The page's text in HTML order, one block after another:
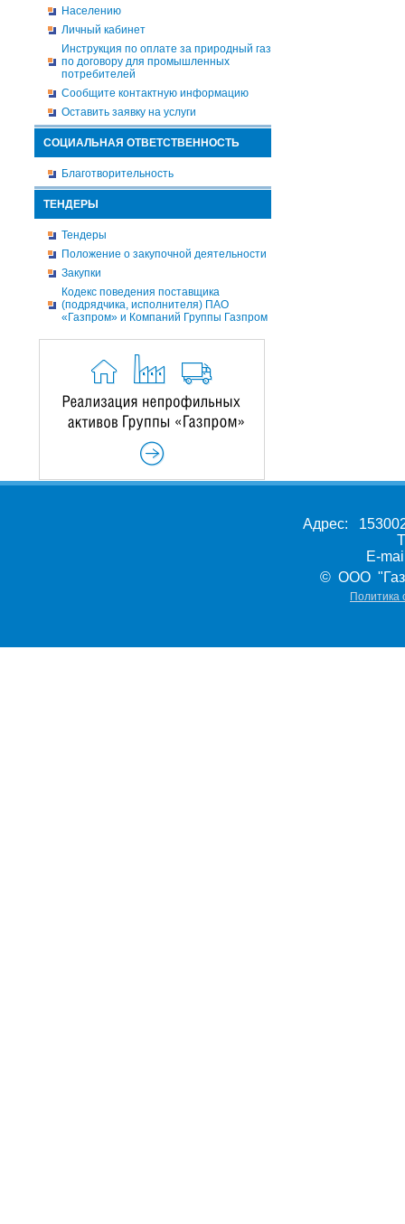
Населению
Личный кабинет
Инструкция по оплате за природный газ
по договору для промышленных
потребителей
Сообщите контактную информацию
Оставить заявку на услуги
СОЦИАЛЬНАЯ ОТВЕТСТВЕННОСТЬ
Благотворительность
ТЕНДЕРЫ
Тендеры
Положение о закупочной деятельности
Закупки
Кодекс поведения поставщика
(подрядчика, исполнителя) ПАО
«Газпром» и Компаний Группы Газпром
Адрес:
E-
© ООО
Политика